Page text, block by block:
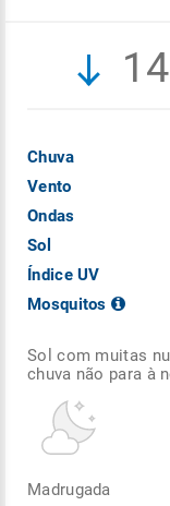
Chuva
Vento
Ondas
Sol
Índice UV
Mosquitos
Sol com muitas
chuva não para à
Madrugada